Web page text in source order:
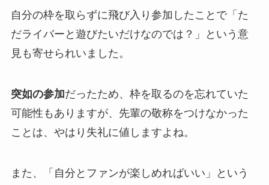
自分の枠を取らずに飛び入り参加したことで「た
だライバーと遊びたいだけなのでは？」
という意
見も寄せられいました。
突如の参加だったため、枠を取るのを忘れていた
可能性もありますが、 先輩の敬称をつけなかった
ことは、やはり失礼に値しますよね。
また、 「自分とファンが楽しめればいい」
という